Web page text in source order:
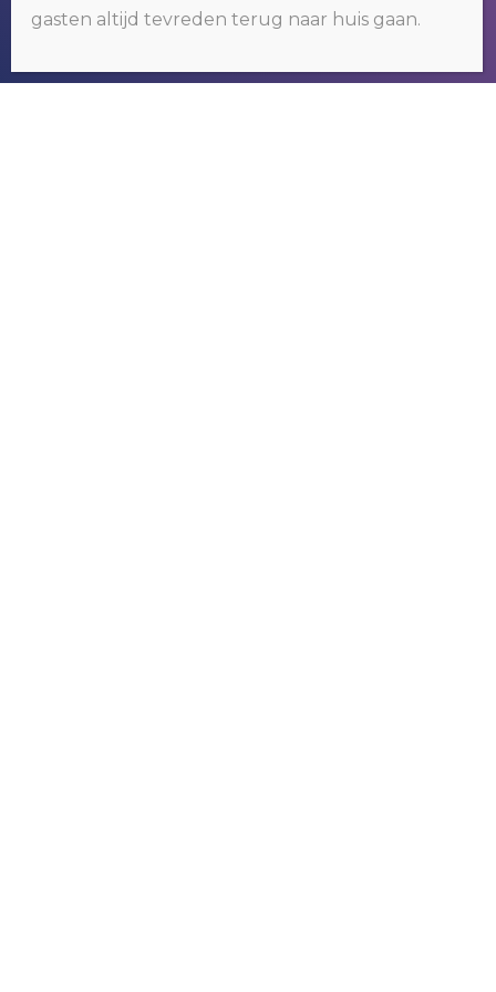
gasten altijd tevreden terug naar huis gaan.
akkoord.
Klik hier voor meer informatie